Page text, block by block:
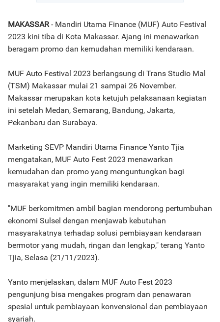
MAKASSAR- Mandiri Utama Finance (MUF) Auto Festival
2023 kini tiba di Kota Makassar. Ajang ini menawarkan
beragam promo dan kemudahan memiliki kendaraan.
MUF Auto Festival 2023 berlangsung di Trans Studio Mal
(TSM) Makassar mulai 21 sampai 26 November.
Makassar merupakan kota ketujuh pelaksanaan kegiatan
ini setelah Medan, Semarang, Bandung, Jakarta,
Pekanbaru dan Surabaya.
Marketing SEVP Mandiri Utama Finance Yanto Tjia
mengatakan, MUF Auto Fest 2023 menawarkan
kemudahan dan promo yang menguntungkan bagi
masyarakat yang ingin memiliki kendaraan.
"MUF berkomitmen ambil bagian mendorong pertumbuhan
ekonomi Sulsel dengan menjawab kebutuhan
masyarakatnya terhadap solusi pembiayaan kendaraan
bermotor yang mudah, ringan dan lengkap," terang Yanto
Tjia, Selasa (21/11/2023).
Yanto menjelaskan, dalam MUF Auto Fest 2023
pengunjung bisa mengakes program dan penawaran
spesial untuk pembiayaan konvensional dan pembiayaan
syariah.